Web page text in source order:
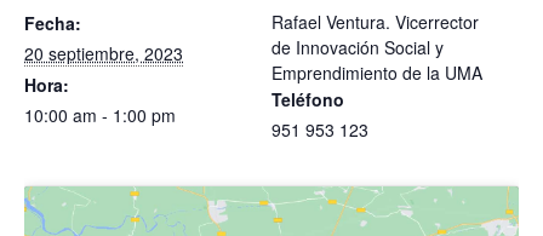
Fecha:
20 septiembre, 2023
Hora:
10:00 am - 1:00 pm
Rafael Ventura. Vicerrector
de Innovación Social y
Emprendimiento de la UMA
Teléfono
951 953 123